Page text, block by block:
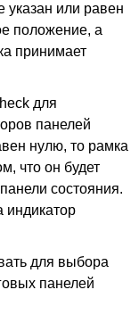
указан или равен
положение, а
принимает
для
панелей
нулю, то рамка
что он будет
состояния.
индикатор
для выбора
панелей